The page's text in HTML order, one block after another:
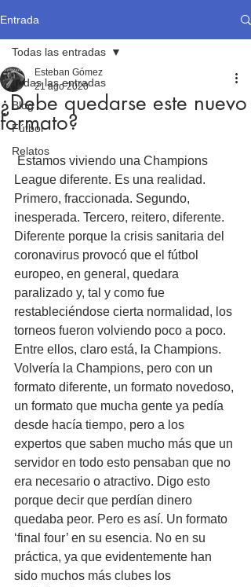
Entrada
Todas las entradas
Blog
Fútbol
Relatos
Todas las entradas
¿Debe quedarse este nuevo
formato?
Esteban Gómez
21 ago 2020
League diferente. Es una realidad.
Primero, fraccionada. Segundo,
inesperada. Tercero, reitero, diferente.
Diferente porque la crisis sanitaria del
coronavirus provocó que el fútbol
europeo, en general, quedara
paralizado y, tal y como fue
restableciéndose cierta normalidad, los
torneos fueron volviendo poco a poco.
Entre ellos, claro está, la Champions.
Volvería la Champions, pero con un
formato diferente, un formato novedoso,
un formato que mucha gente ya pedía
desde hacía tiempo, pero a los
expertos que saben mucho más que un
servidor en todo esto pensaban que no
era necesario o atractivo. Digo esto
porque decir que perdían dinero
quedaba peor. Pero es así. Un formato
‘final four’ en su esencia. No en su
práctica, ya que evidentemente han
sido muchos más clubes los